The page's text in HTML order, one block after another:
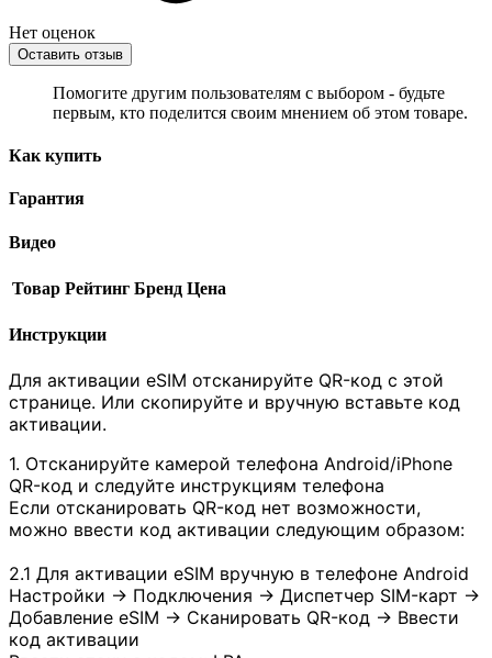
Нет оценок
Оставить отзыв
Помогите другим пользователям с выбором - будьте
первым, кто поделится своим мнением об этом товаре.
Как купить
Гарантия
Видео
Товар Рейтинг Бренд Цена
Инструкции
Для активации eSIM отсканируйте QR-код с этой
странице. Или скопируйте и вручную вставьте код
активации.
1. Отсканируйте камерой телефона Android/iPhone
QR-код и следуйте инструкциям телефона
Если отсканировать QR-код нет возможности,
можно ввести код активации следующим образом:
2.1 Для активации eSIM вручную в телефоне Android
Настройки -> Подключения -> Диспетчер SIM-карт ->
Добавление eSIM -> Сканировать QR-код -> Ввести
код активации